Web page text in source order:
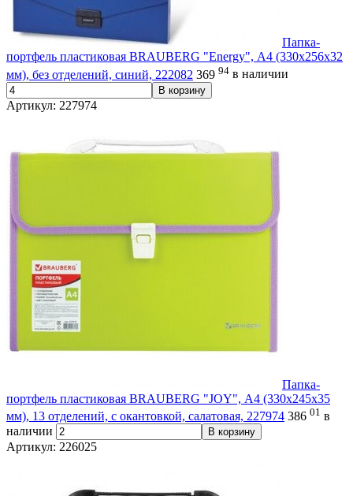
Папка-
портфель пластиковая BRAUBERG "Energy", А4 (330х256х32
мм), без отделений, синий, 222082 369 94 в наличии
В корзину
Артикул: 227974
Папка-
портфель пластиковая BRAUBERG "JOY", А4 (330х245х35
мм), 13 отделений, с окантовкой, салатовая, 227974 386 01 в
наличии
В корзину
Артикул: 226025